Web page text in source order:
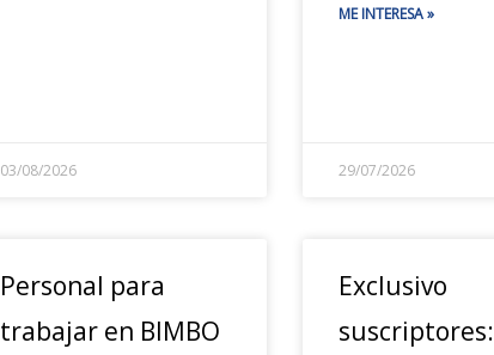
03/08/2026
ME INTERESA »
29/07/2026
Personal para
trabajar en BIMBO
Exclusivo
suscriptores: